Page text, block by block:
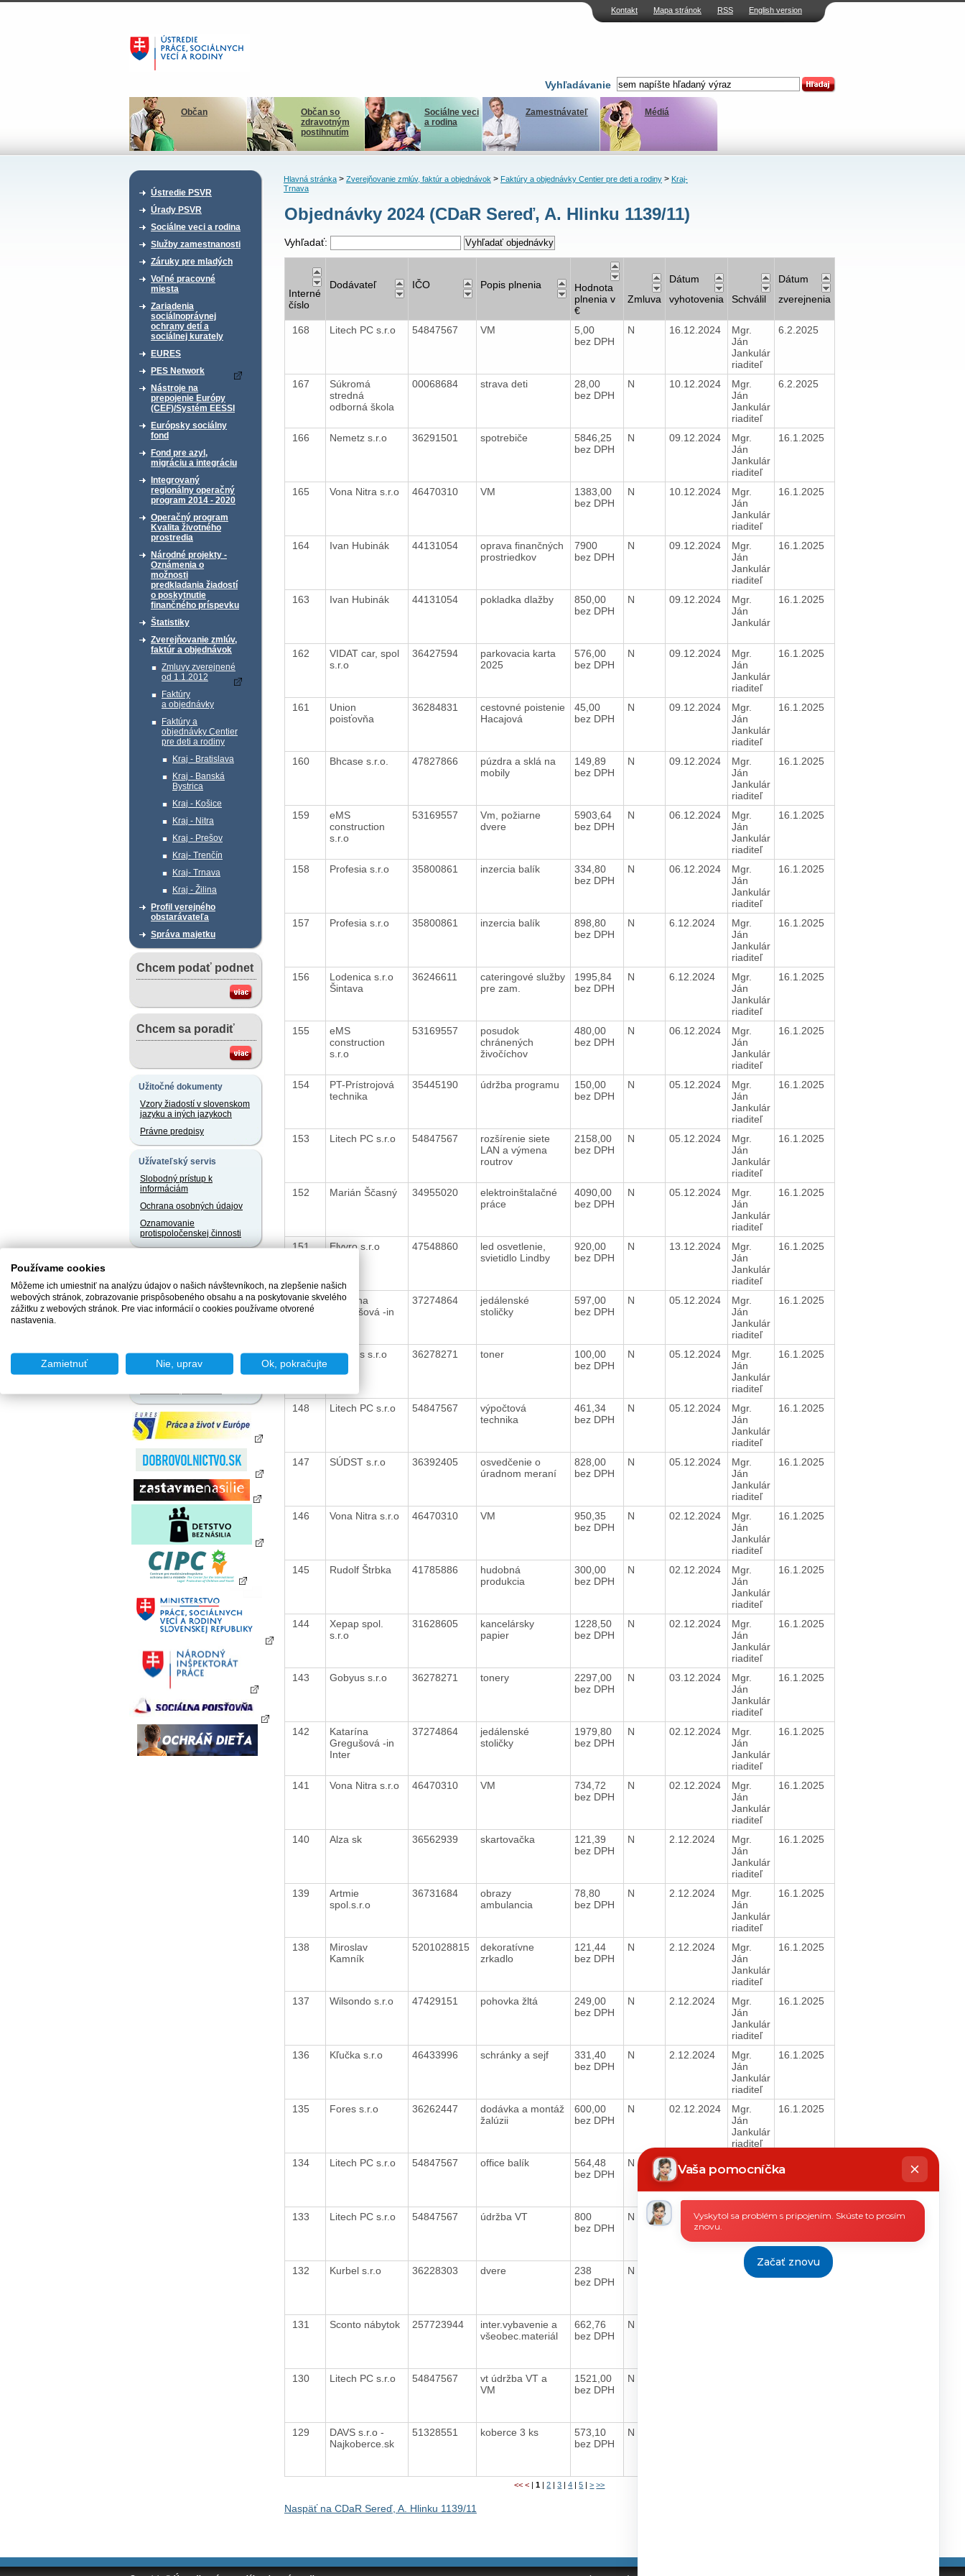
Kontakt Mapa stránok RSS English version
Vyhľadávanie
Občan
Občan so
zdravotným
postihnutím
Sociálne veci
a rodina
Zamestnávateľ Médiá
Ústredie PSVR
Úrady PSVR
Sociálne veci a rodina
Služby zamestnanosti
Záruky pre mladých
Voľné pracovné
miesta
Zariadenia
sociálnoprávnej
ochrany detí a
sociálnej kurately
EURES
PES Network
Nástroje na
prepojenie Európy
(CEF)/Systém EESSI
Európsky sociálny
fond
Fond pre azyl,
migráciu a integráciu
Integrovaný
regionálny operačný
program 2014 - 2020
Operačný program
Kvalita životného
prostredia
Národné projekty -
Oznámenia o
možnosti
predkladania žiadostí
o poskytnutie
finančného príspevku
Štatistiky
Zverejňovanie zmlúv,
faktúr a objednávok
Zmluvy zverejnené
od 1.1.2012
Faktúry
a objednávky
Faktúry a
objednávky Centier
pre deti a rodiny
Kraj - Bratislava
Kraj - Banská
Bystrica
Kraj - Košice
Kraj - Nitra
Kraj - Prešov
Kraj- Trenčín
Kraj- Trnava
Kraj - Žilina
Profil verejného
obstarávateľa
Správa majetku
Chcem podať podnet
Chcem sa poradiť
Užitočné dokumenty
Vzory žiadostí v slovenskom
jazyku a iných jazykoch
Právne predpisy
Užívateľský servis
Slobodný prístup k
informáciám
Ochrana osobných údajov
Oznamovanie
protispoločenskej činnosti
Sprostredkovatelia
zamestnania za úhradu
Agentúry podporovaného
Sociálne podniky
Hlavná stránka> Zverejňovanie zmlúv, faktúr a objednávok> Faktúry a objednávky Centier pre deti a rodiny> Kraj-
Trnava
Objednávky 2024 (CDaR Sereď, A. Hlinku 1139/11)
Vyhľadať:
Interné
číslo
Dodávateľ IČO Popis plnenia
Hodnota
plnenia v
€
Zmluva
Dátum
vyhotovenia
Schválil
Dátum
zverejnenia
168 Litech PC s.r.o 54847567 VM
5,00
bez DPH
N 16.12.2024
Mgr.
Ján
Jankulár
riaditeľ
6.2.2025
167
Súkromá
stredná
odborná škola
00068684 strava deti
28,00
bez DPH
N 10.12.2024
Mgr.
Ján
Jankulár
riaditeľ
6.2.2025
166 Nemetz s.r.o 36291501 spotrebiče
5846,25
bez DPH
N 09.12.2024
Mgr.
Ján
Jankulár
riaditeľ
16.1.2025
165 Vona Nitra s.r.o 46470310 VM
1383,00
bez DPH
N 10.12.2024
Mgr.
Ján
Jankulár
riaditeľ
16.1.2025
164 Ivan Hubinák 44131054
oprava finančných
prostriedkov
7900
bez DPH
N 09.12.2024
Mgr.
Ján
Jankulár
riaditeľ
16.1.2025
163 Ivan Hubinák 44131054 pokladka dlažby
850,00
bez DPH
N 09.12.2024
Mgr.
Ján
Jankulár
16.1.2025
162
VIDAT car, spol
s.r.o
36427594
parkovacia karta
2025
576,00
bez DPH
N 09.12.2024
Mgr.
Ján
Jankulár
riaditeľ
16.1.2025
161
Union
poisťovňa
36284831
cestovné poistenie
Hacajová
45,00
bez DPH
N 09.12.2024
Mgr.
Ján
Jankulár
riaditeľ
16.1.2025
160 Bhcase s.r.o. 47827866
púzdra a sklá na
mobily
149,89
bez DPH
N 09.12.2024
Mgr.
Ján
Jankulár
riaditeľ
16.1.2025
159
eMS
construction
s.r.o
53169557
Vm, požiarne
dvere
5903,64
bez DPH
N 06.12.2024
Mgr.
Ján
Jankulár
riaditeľ
16.1.2025
158 Profesia s.r.o 35800861 inzercia balík
334,80
bez DPH
N 06.12.2024
Mgr.
Ján
Jankulár
riaditeľ
16.1.2025
157 Profesia s.r.o 35800861 inzercia balík
898,80
bez DPH
N 6.12.2024
Mgr.
Ján
Jankulár
riaditeľ
16.1.2025
156
Lodenica s.r.o
Šintava
36246611
cateringové služby
pre zam.
1995,84
bez DPH
N 6.12.2024
Mgr.
Ján
Jankulár
riaditeľ
16.1.2025
155
eMS
construction
s.r.o
53169557
posudok
chránených
živočíchov
480,00
bez DPH
N 06.12.2024
Mgr.
Ján
Jankulár
riaditeľ
16.1.2025
154
PT-Prístrojová
technika
35445190 údržba programu
150,00
bez DPH
N 05.12.2024
Mgr.
Ján
Jankulár
riaditeľ
16.1.2025
153 Litech PC s.r.o 54847567
rozšírenie siete
LAN a výmena
routrov
2158,00
bez DPH
N 05.12.2024
Mgr.
Ján
Jankulár
riaditeľ
16.1.2025
152 Marián Ščasný 34955020
elektroinštalačné
práce
4090,00
bez DPH
N 05.12.2024
Mgr.
Ján
Jankulár
riaditeľ
16.1.2025
151 Elvyro s.r.o 47548860
led osvetlenie,
svietidlo Lindby
920,00
bez DPH
N 13.12.2024
Mgr.
Ján
Jankulár
riaditeľ
16.1.2025
150
Katarína
Gregušová -in
37274864
jedálenské
stoličky
597,00
bez DPH
N 05.12.2024
Mgr.
Ján
Jankulár
riaditeľ
16.1.2025
149 Gobyus s.r.o 36278271 toner
100,00
bez DPH
N 05.12.2024
Mgr.
Ján
Jankulár
riaditeľ
16.1.2025
148 Litech PC s.r.o 54847567
výpočtová
technika
461,34
bez DPH
N 05.12.2024
Mgr.
Ján
Jankulár
riaditeľ
16.1.2025
147 SÚDST s.r.o 36392405
osvedčenie o
úradnom meraní
828,00
bez DPH
N 05.12.2024
Mgr.
Ján
Jankulár
riaditeľ
16.1.2025
146 Vona Nitra s.r.o 46470310 VM
950,35
bez DPH
N 02.12.2024
Mgr.
Ján
Jankulár
riaditeľ
16.1.2025
145 Rudolf Štrbka 41785886
hudobná
produkcia
300,00
bez DPH
N 02.12.2024
Mgr.
Ján
Jankulár
riaditeľ
16.1.2025
144
Xepap spol.
s.r.o
31628605
kancelársky
papier
1228,50
bez DPH
N 02.12.2024
Mgr.
Ján
Jankulár
riaditeľ
16.1.2025
143 Gobyus s.r.o 36278271 tonery
2297,00
bez DPH
N 03.12.2024
Mgr.
Ján
Jankulár
riaditeľ
16.1.2025
142
Katarína
Gregušová -in
Inter
37274864
jedálenské
stoličky
1979,80
bez DPH
N 02.12.2024
Mgr.
Ján
Jankulár
riaditeľ
16.1.2025
141 Vona Nitra s.r.o 46470310 VM
734,72
bez DPH
N 02.12.2024
Mgr.
Ján
Jankulár
riaditeľ
16.1.2025
140 Alza sk 36562939 skartovačka
121,39
bez DPH
N 2.12.2024
Mgr.
Ján
Jankulár
riaditeľ
16.1.2025
139
Artmie
spol.s.r.o
36731684
obrazy
ambulancia
78,80
bez DPH
N 2.12.2024
Mgr.
Ján
Jankulár
riaditeľ
16.1.2025
138
Miroslav
Kamník
5201028815
dekoratívne
zrkadlo
121,44
bez DPH
N 2.12.2024
Mgr.
Ján
Jankulár
riaditeľ
16.1.2025
137 Wilsondo s.r.o 47429151 pohovka žltá
249,00
bez DPH
N 2.12.2024
Mgr.
Ján
Jankulár
riaditeľ
16.1.2025
136 Kľučka s.r.o 46433996 schránky a sejf
331,40
bez DPH
N 2.12.2024
Mgr.
Ján
Jankulár
riaditeľ
16.1.2025
135 Fores s.r.o 36262447
dodávka a montáž
žalúzii
600,00
bez DPH
N 02.12.2024
Mgr.
Ján
Jankulár
riaditeľ
16.1.2025
134 Litech PC s.r.o 54847567 office balík
564,48
bez DPH
N 25.11.2024
Ján
133 Litech PC s.r.o 54847567 údržba VT
800
bez DPH
N 25.11.2024
Mgr.
Jankulár
riaditeľ
16.1.2025
132 Kurbel s.r.o 36228303 dvere
238
bez DPH
N
Mgr.
131 Sconto nábytok 257723944
inter.vybavenie a
všeobec.materiál
662,76
bez DPH
N
130 Litech PC s.r.o 54847567
vt údržba VT a
VM
1521,00
bez DPH
N
129
DAVS s.r.o -
Najkoberce.sk
51328551 koberce 3 ks
573,10
bez DPH
N
<< < |1 |2 |3 |4 |5 |> >>
Naspäť na CDaR Sereď, A. Hlinku 1139/11
Vaša pomocníčka
Chatbot
píše
Vyskytol sa problém s pripojením. Skúste to prosím
znovu.
Začať znovu
Používame cookies
Môžeme ich umiestniť na analýzu údajov o našich návštevníkoch, na zlepšenie našich
webových stránok, zobrazovanie prispôsobeného obsahu a na poskytovanie skvelého
zážitku z webových stránok. Pre viac informácií o cookies používame otvorené
nastavenia.
Zamietnuť Nie, uprav Ok, pokračujte